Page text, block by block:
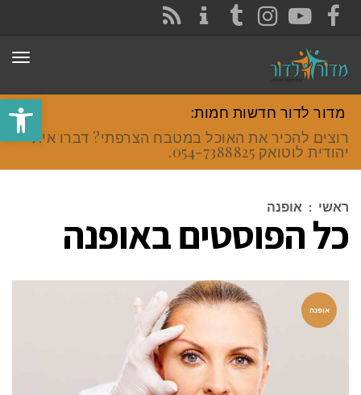
פתח
FACEBOOK
YOUTUBE
INSTAGRAM
TUMBLR
מדור לדור חדשות חמות:
רוצים להכיר את האוכל במטבח הצרפתי? דברו איתי
יהודית לוטואק 054-7388825.
ראשי : אופנה
כל הפוסטים באופנה
אופנה